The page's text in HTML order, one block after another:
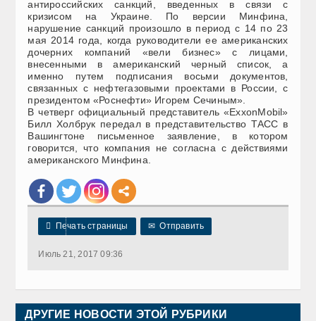
антироссийских санкций, введенных в связи с
кризисом на Украине. По версии Минфина,
нарушение санкций произошло в период с 14 по 23
мая 2014 года, когда руководители ее американских
дочерних компаний «вели бизнес» с лицами,
внесенными в американский черный список, а
именно путем подписания восьми документов,
связанных с нефтегазовыми проектами в России, с
президентом «Роснефти» Игорем Сечиным».
В четверг официальный представитель «ExxonMobil»
Билл Холбрук передал в представительство ТАСС в
Вашингтоне письменное заявление, в котором
говорится, что компания не согласна с действиями
американского Минфина.
 Печать страницы ✉ Отправить
Июль 21, 2017 09:36
ДРУГИЕ НОВОСТИ ЭТОЙ РУБРИКИ